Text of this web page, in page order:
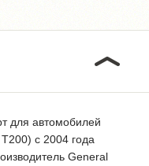
для автомобилей
с 2004 года
General